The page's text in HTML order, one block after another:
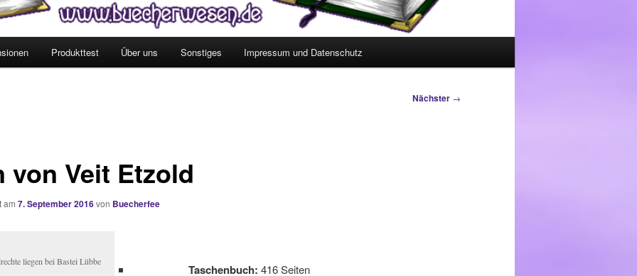
Produkttest Über uns Sonstiges Impressum und Datenschutz
Nächster →
von Veit Etzold
am 7. September 2016von Buecherfee
liegen bei Bastei Lübbe
Taschenbuch: 416 Seiten